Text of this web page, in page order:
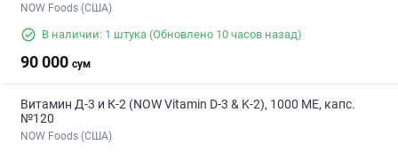
NOW Foods (США)
В наличии: 1 штука (Обновлено 10 часов назад)
90 000 сум
Витамин Д-3 и К-2 (NOW Vitamin D-3 & K-2), 1000 МЕ, капс.
№120
NOW Foods (США)